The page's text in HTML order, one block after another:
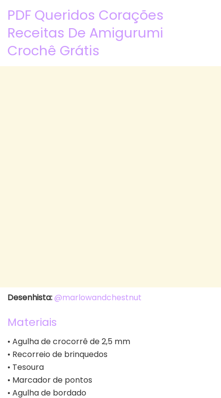
PDF Queridos Corações
Receitas De Amigurumi
Crochê Grátis
Desenhista:@marlowandchestnut
Materiais
• Agulha de crocorrê de 2,5 mm
• Recorreio de brinquedos
• Tesoura
• Marcador de pontos
• Agulha de bordado